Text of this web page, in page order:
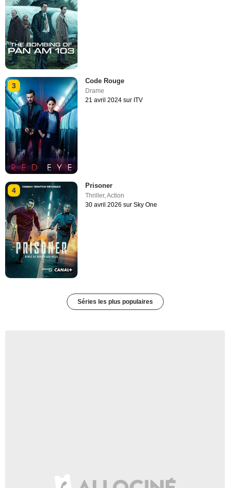
3
Code Rouge
Drame
21 avril 2024 sur ITV
4
Prisoner
Thriller,Action
30 avril 2026 sur Sky One
Séries les plus populaires